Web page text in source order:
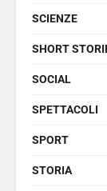
SCIENZE
SHORT
SOCIAL
SPETTACOLI
SPORT
STORIA